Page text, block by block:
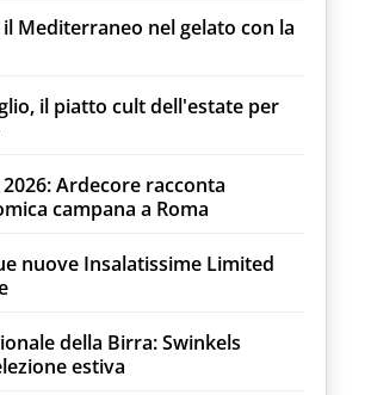
Mediterraneo nel gelato con la
il piatto cult dell'estate per
Ardecore racconta
campana a Roma
nuove Insalatissime Limited
della Birra: Swinkels
estiva